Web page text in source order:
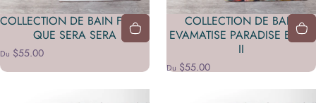
COLLECTION DE BAIN FIMBIS
QUE SERA SERA
Du $55.00
COLLECTION DE BAIN
EVAMATISE PARADISE BIRDS
II
Du $55.00